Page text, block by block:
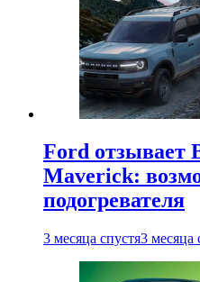
Ford отзывает
Maverick:
подогревателя
3 месяца спустя3 месяца